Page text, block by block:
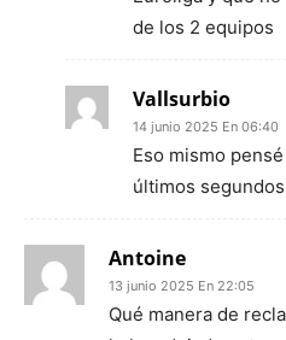
de los 2 equipos
Vallsurbio
14 junio 2025 En 06:40
Eso mismo
últimos
Antoine
13 junio 2025 En 22:05
Qué manera de